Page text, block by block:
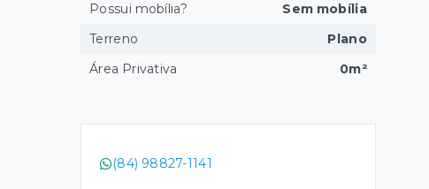
Possui mobília?
Sem mobília
Terreno
Plano
Área Privativa
0m²
(84) 98827-1141